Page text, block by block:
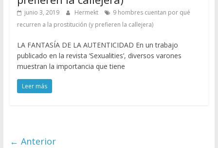
junio 3, 2019 Hermekt
9 hombres cuentan por qué
recurren a la prostitución (y prefieren la callejera)
LA FANTASÍA DE LA AUTENTICIDAD En un trabajo
publicado en la revista ‘Sexualities’, diversos varones
muestran la importancia que tiene
Leer más
← Anterior